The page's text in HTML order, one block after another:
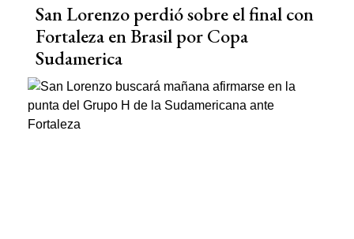
San Lorenzo perdió sobre el final con
Fortaleza en Brasil por Copa
Sudamerica